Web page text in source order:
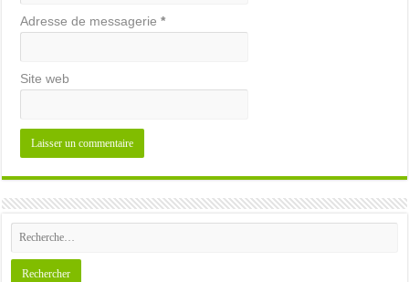
Adresse de messagerie*
Site web